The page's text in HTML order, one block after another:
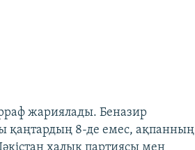
жариялады. Беназир
қаңтардың 8-де емес, ақпанның